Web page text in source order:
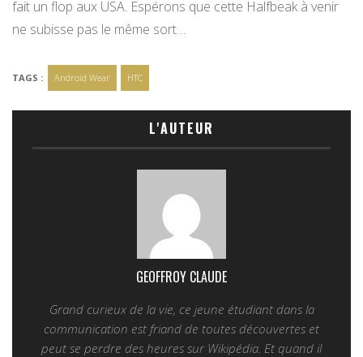
fait un flop aux USA. Espérons que cette Halfbeak à venir
ne subisse pas le même sort…
TAGS : Android Wear HTC
L'AUTEUR
GEOFFROY CLAUDE
Grand curieux de la vie, ce jeune étudiant dans la
communication est friand de toutes découvertes et
peut se perdre des heures sur Wikipédia. Et quand il